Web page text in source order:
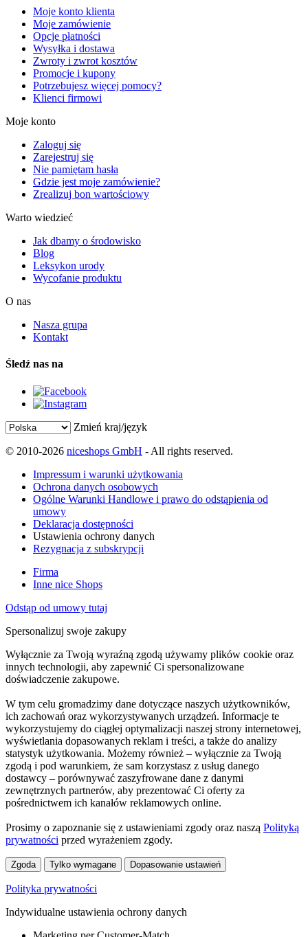
Moje konto klienta
Moje zamówienie
Opcje płatności
Wysyłka i dostawa
Zwroty i zwrot kosztów
Promocje i kupony
Potrzebujesz więcej pomocy?
Klienci firmowi
Moje konto
Zaloguj się
Zarejestruj się
Nie pamiętam hasła
Gdzie jest moje zamówienie?
Zrealizuj bon wartościowy
Warto wiedzieć
Jak dbamy o środowisko
Blog
Leksykon urody
Wycofanie produktu
O nas
Nasza grupa
Kontakt
Śledź nas na
Zmień kraj/język
© 2010-2026 niceshops GmbH - All rights reserved.
Impressum i warunki użytkowania
Ochrona danych osobowych
Ogólne Warunki Handlowe i prawo do odstąpienia od
umowy
Deklaracja dostępności
Ustawienia ochrony danych
Rezygnacja z subskrypcji
Firma
Inne nice Shops
Odstąp od umowy tutaj
Spersonalizuj swoje zakupy
Wyłącznie za Twoją wyraźną zgodą używamy plików cookie oraz
innych technologii, aby zapewnić Ci spersonalizowane
doświadczenie zakupowe.
W tym celu gromadzimy dane dotyczące naszych użytkowników,
ich zachowań oraz wykorzystywanych urządzeń. Informacje te
wykorzystujemy do ciągłej optymalizacji naszej strony internetowej,
wyświetlania dopasowanych reklam i treści, a także do analizy
statystyk użytkowania. Możemy również – wyłącznie za Twoją
zgodą i pod warunkiem, że sam korzystasz z usług danego
dostawcy – porównywać zaszyfrowane dane z danymi
zewnętrznych partnerów, aby prezentować Ci oferty za
pośrednictwem ich kanałów reklamowych online.
Prosimy o zapoznanie się z ustawieniami zgody oraz naszą Polityką
prywatności przed wyrażeniem zgody.
Zgoda Tylko wymagane Dopasowanie ustawień
Polityka prywatności
Indywidualne ustawienia ochrony danych